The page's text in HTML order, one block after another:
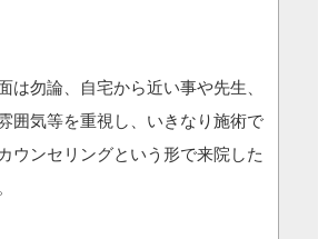
は勿論、自宅から近い事や先生、
囲気等を重視し、いきなり施術で
ウンセリングという形で来院した